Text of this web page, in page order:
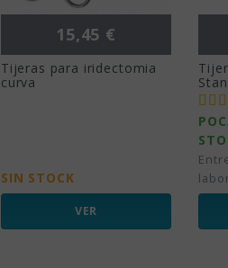
Precio
15,45 €
Tijeras para iridectomia
curva
SIN STOCK
VER